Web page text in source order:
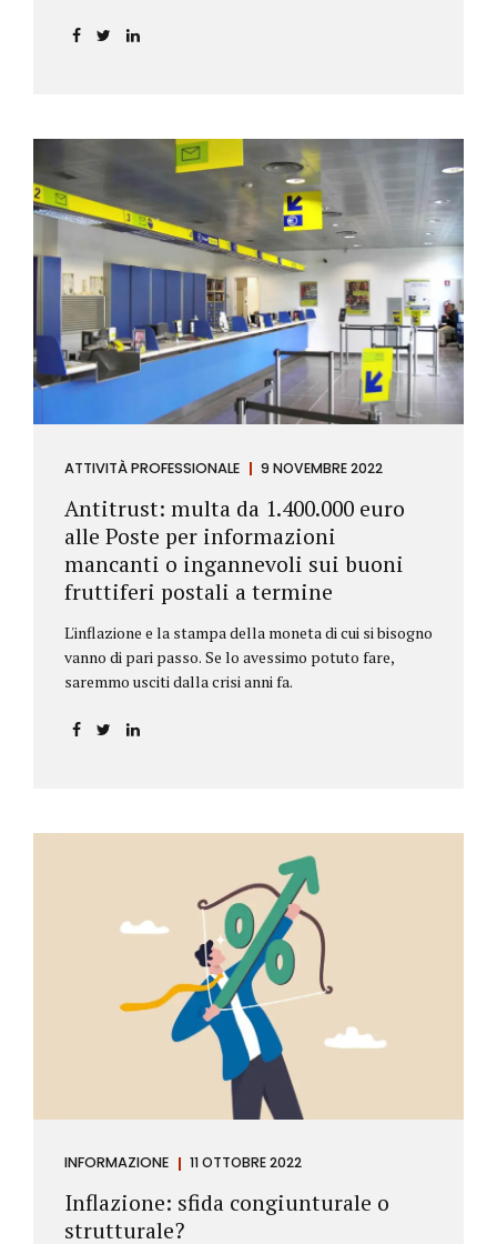
ATTIVITÀ PROFESSIONALE 9 NOVEMBRE 2022
Antitrust: multa da 1.400.000 euro
alle Poste per informazioni
mancanti o ingannevoli sui buoni
fruttiferi postali a termine
L'inflazione e la stampa della moneta di cui si bisogno
vanno di pari passo. Se lo avessimo potuto fare,
saremmo usciti dalla crisi anni fa.
INFORMAZIONE 11 OTTOBRE 2022
Inflazione: sfida congiunturale o
strutturale?